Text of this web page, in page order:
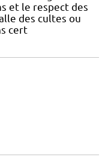
et le respect des
des cultes ou
cert